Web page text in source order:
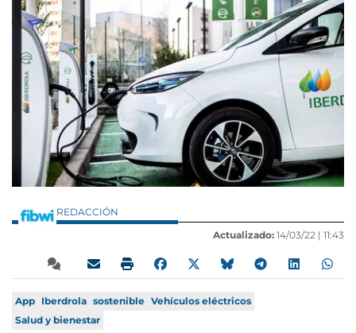
REDACCIÓN
Actualizado: 14/03/22 | 11:43
App Iberdrola sostenible Vehículos eléctricos
Salud y bienestar